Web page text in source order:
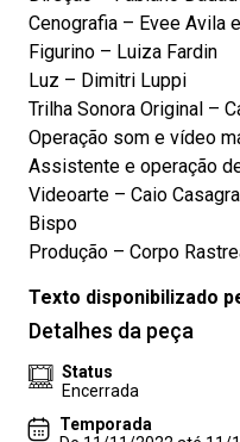
Cenografia – Evee Avila
Figurino – Luiza Fardin
Luz – Dimitri Luppi
Trilha Sonora Original –
Operação som e vídeo
Assistente e operação
Videoarte – Caio
Bispo
Produção – Corpo
Texto disponibilizado
Detalhes da peça
Status
Encerrada
Temporada